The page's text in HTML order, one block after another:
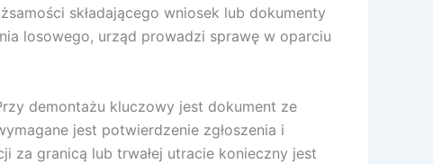
składającego wniosek lub dokumenty
losowego, urząd prowadzi sprawę w oparciu
demontażu kluczowy jest dokument ze
jest potwierdzenie zgłoszenia i
za granicą lub trwałej utracie konieczny jest